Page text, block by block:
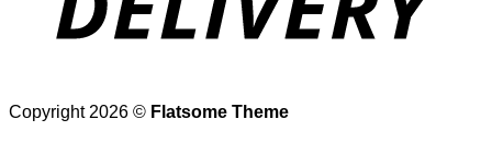
Copyright 2026 © Flatsome Theme